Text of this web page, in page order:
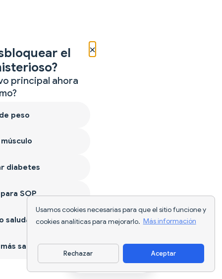
Usamos cookies necesarias para que el sitio funcione y
cookies analíticas para mejorarlo. Más información
Rechazar Aceptar
Descargar app
×
el
principal ahora
peso
diabetes
SOP
saludable
sano